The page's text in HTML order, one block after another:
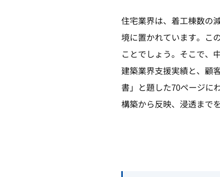
住宅業界は、着工棟数の
境に置かれています。こ
ことでしょう。そこで、
建築業界支援実績と、顧
書」と題した70ページに
構築から反映、浸透まで